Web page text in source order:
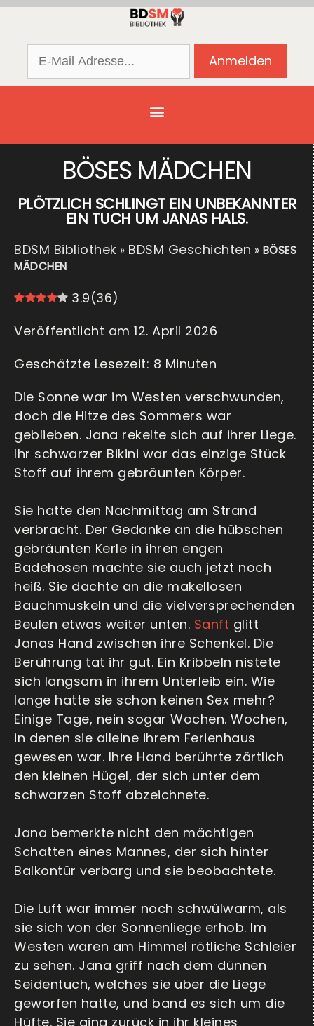
BÖSES MÄDCHEN
PLÖTZLICH SCHLINGT EIN UNBEKANNTER
EIN TUCH UM JANAS HALS.
BDSM Bibliothek » BDSM Geschichten » BÖSES
MÄDCHEN
3.9(36)
Veröffentlicht am 12. April 2026
Die Sonne war im Westen verschwunden,
doch die Hitze des Sommers war
geblieben. Jana rekelte sich auf ihrer Liege.
Ihr schwarzer Bikini war das einzige Stück
Stoff auf ihrem gebräunten Körper.
Sie hatte den Nachmittag am Strand
verbracht. Der Gedanke an die hübschen
gebräunten Kerle in ihren engen
Badehosen machte sie auch jetzt noch
heiß. Sie dachte an die makellosen
Bauchmuskeln und die vielversprechenden
Beulen etwas weiter unten. Sanft glitt
Janas Hand zwischen ihre Schenkel. Die
Berührung tat ihr gut. Ein Kribbeln nistete
sich langsam in ihrem Unterleib ein. Wie
lange hatte sie schon keinen Sex mehr?
Einige Tage, nein sogar Wochen. Wochen,
in denen sie alleine ihrem Ferienhaus
gewesen war. Ihre Hand berührte zärtlich
den kleinen Hügel, der sich unter dem
schwarzen Stoff abzeichnete.
Jana bemerkte nicht den mächtigen
Schatten eines Mannes, der sich hinter
Balkontür verbarg und sie beobachtete.
Die Luft war immer noch schwülwarm, als
sie sich von der Sonnenliege erhob. Im
Westen waren am Himmel rötliche Schleier
zu sehen. Jana griff nach dem dünnen
Seidentuch, welches sie über die Liege
geworfen hatte, und band es sich um die
Hüfte. Sie ging zurück in ihr kleines